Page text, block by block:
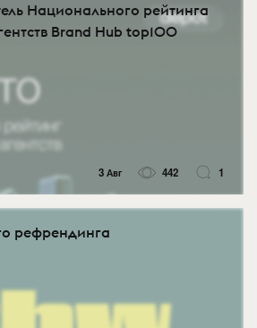
Национального рейтинга
Brand Hub top100
3 Авг 442 1
рефрендинга